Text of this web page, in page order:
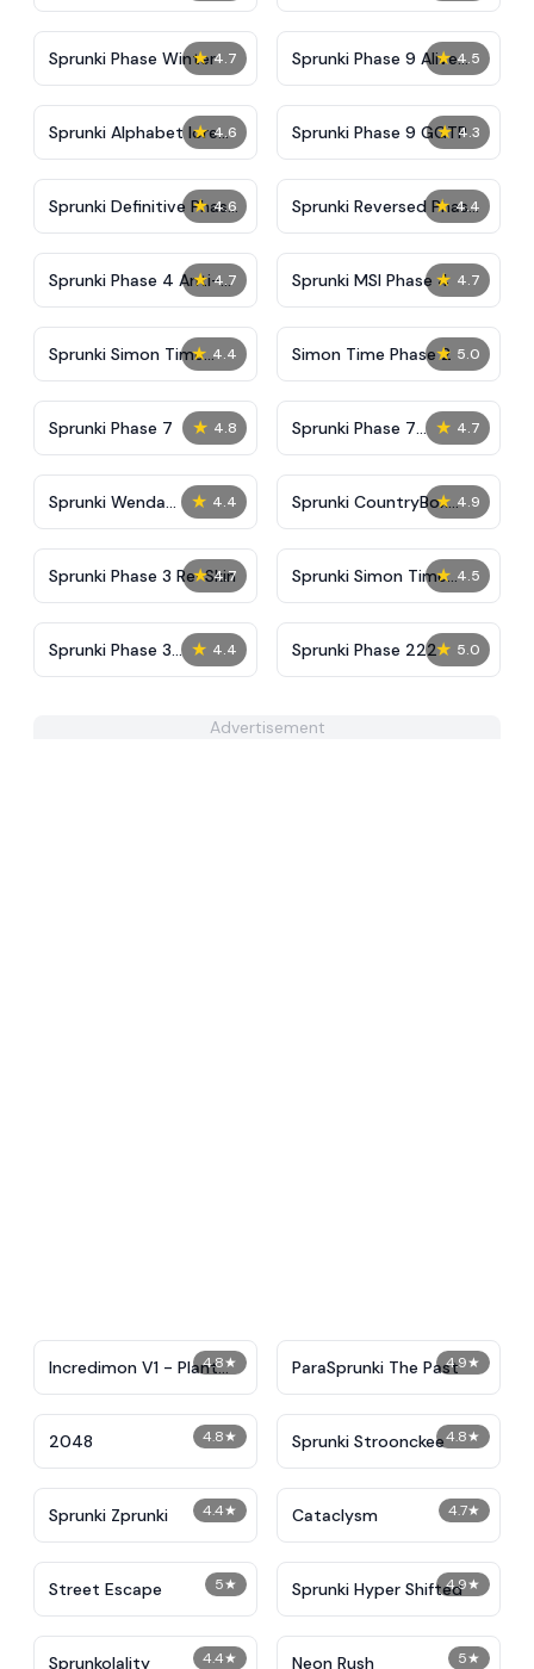
3
★ 4.7
Sprunki Phase Winter ★ 4.5
Sprunki Phase 9 Alive
And Malediction
★ 4.6
Sprunki Alphabet lore
Arabic Phase 3
★ 4.3
Sprunki Phase 9 GGTP
★ 4.6
Sprunki Definitive Phase
9 New
★ 4.4
Sprunki Reversed Phase
3 Definitive
★ 4.7
Sprunki Phase 4 Anti-
Shifted
★ 4.7
Sprunki MSI Phase 4
★ 4.4
Sprunki Simon Time
Phase 2
★ 5.0
Simon Time Phase 2
★ 4.8
Sprunki Phase 7 ★ 4.7
Sprunki Phase 7
Definitive (Fanmade)
★ 4.4
Sprunki Wenda
Treatment Phase 40
★ 4.9
Sprunki CountryBox
Dark Phase
★ 4.7
Sprunki Phase 3 Re-Skin ★ 4.5
Sprunki Simon Time
PHASE 3
★ 4.4
Sprunki Phase 3
Remaster But More
★ 5.0
Sprunki Phase 222
Advertisement
4.8★
Incredimon V1 - Plant
Island
4.9★
ParaSprunki The Past
4.8★
2048 4.8★
Sprunki Stroonckee
4.4★
Sprunki Zprunki 4.7★
Cataclysm
5★
Street Escape 4.9★
Sprunki Hyper Shifted
4.4★
Sprunkolality 5★
Neon Rush